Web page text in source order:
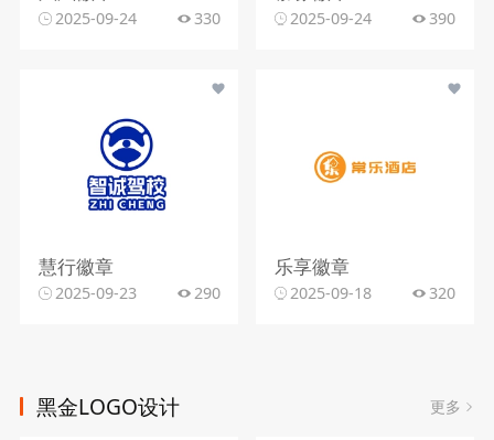
2025-09-24 330 2025-09-24 390
慧行徽章
2025-09-23 290
乐享徽章
2025-09-18 320
黑金LOGO设计 更多